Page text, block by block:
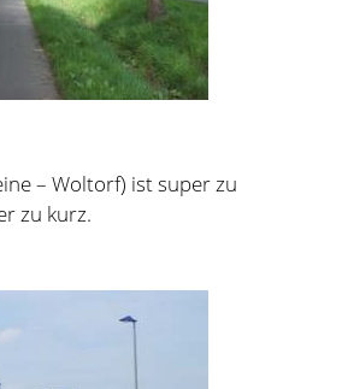
– Woltorf) ist super zu
zu kurz.